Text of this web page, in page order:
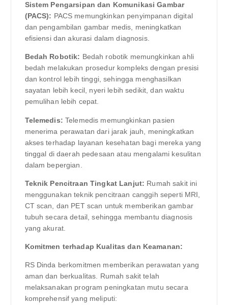
Sistem Pengarsipan dan Komunikasi Gambar
(PACS): PACS memungkinkan penyimpanan digital
dan pengambilan gambar medis, meningkatkan
efisiensi dan akurasi dalam diagnosis.
Bedah Robotik: Bedah robotik memungkinkan ahli
bedah melakukan prosedur kompleks dengan presisi
dan kontrol lebih tinggi, sehingga menghasilkan
sayatan lebih kecil, nyeri lebih sedikit, dan waktu
pemulihan lebih cepat.
Telemedis: Telemedis memungkinkan pasien
menerima perawatan dari jarak jauh, meningkatkan
akses terhadap layanan kesehatan bagi mereka yang
tinggal di daerah pedesaan atau mengalami kesulitan
dalam bepergian.
Teknik Pencitraan Tingkat Lanjut: Rumah sakit ini
menggunakan teknik pencitraan canggih seperti MRI,
CT scan, dan PET scan untuk memberikan gambar
tubuh secara detail, sehingga membantu diagnosis
yang akurat.
Komitmen terhadap Kualitas dan Keamanan:
RS Dinda berkomitmen memberikan perawatan yang
aman dan berkualitas. Rumah sakit telah
melaksanakan program peningkatan mutu secara
komprehensif yang meliputi: